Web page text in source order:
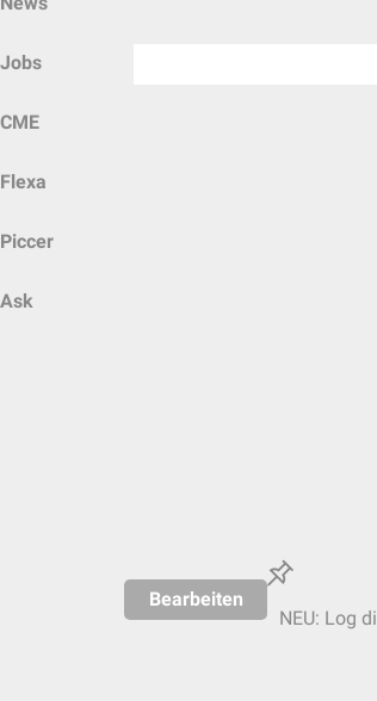
Jobs
CME
Flexa
Piccer
Ask
Bearbeiten
NEU: Log